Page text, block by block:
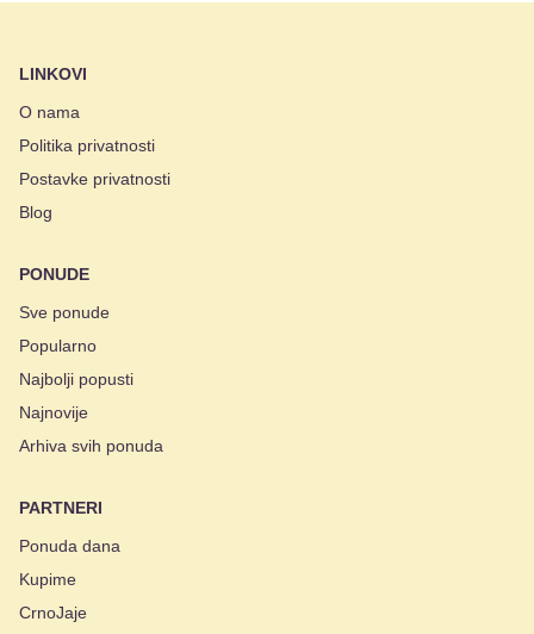
LINKOVI
O nama
Politika privatnosti
Postavke privatnosti
Blog
PONUDE
Sve ponude
Popularno
Najbolji popusti
Najnovije
Arhiva svih ponuda
PARTNERI
Ponuda dana
Kupime
CrnoJaje